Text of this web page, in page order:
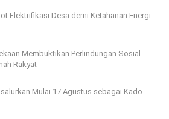
Elektrifikasi Desa demi Ketahanan Energi
Membuktikan Perlindungan Sosial
Rakyat
Mulai 17 Agustus sebagai Kado